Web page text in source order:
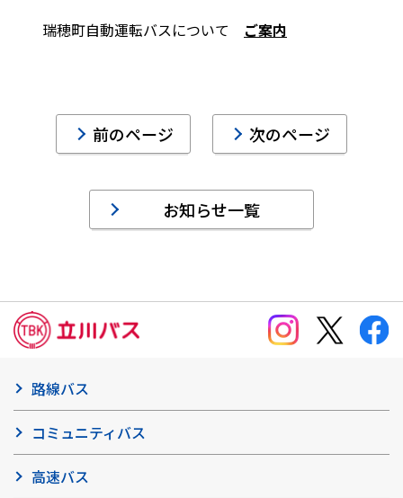
瑞穂町自動運転バスについて ご案内
前のページ 次のページ
お知らせ一覧
路線バス
コミュニティバス
高速バス